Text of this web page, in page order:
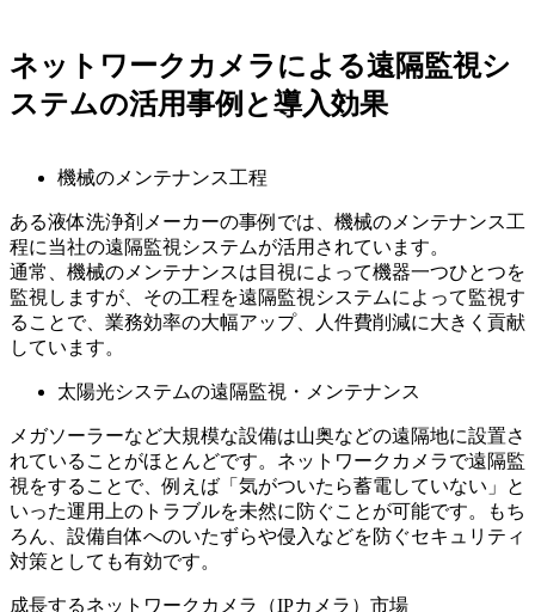
ネットワークカメラによる遠隔監視シ
ステムの活用事例と導入効果
機械のメンテナンス工程
ある液体洗浄剤メーカーの事例では、機械のメンテナンス工
程に当社の遠隔監視システムが活用されています。
通常、機械のメンテナンスは目視によって機器一つひとつを
監視しますが、その工程を遠隔監視システムによって監視す
ることで、業務効率の大幅アップ、人件費削減に大きく貢献
しています。
太陽光システムの遠隔監視・メンテナンス
メガソーラーなど大規模な設備は山奥などの遠隔地に設置さ
れていることがほとんどです。ネットワークカメラで遠隔監
視をすることで、例えば「気がついたら蓄電していない」と
いった運用上のトラブルを未然に防ぐことが可能です。もち
ろん、設備自体へのいたずらや侵入などを防ぐセキュリティ
対策としても有効です。
成長するネットワークカメラ（IPカメラ）市場